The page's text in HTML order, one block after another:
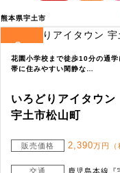
熊本県宇土市
3
花園小学校まで徒歩10分の通
帯に住みやすい閑静な…
いろどりアイタウン
宇土市松山町
販売価格 2,390万円（
交通
鹿児島本線『